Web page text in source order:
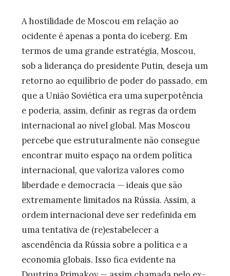
A hostilidade de Moscou em relação ao
ocidente é apenas a ponta do iceberg. Em
termos de uma grande estratégia, Moscou,
sob a liderança do presidente Putin, deseja um
retorno ao equilíbrio de poder do passado, em
que a União Soviética era uma superpotência
e poderia, assim, definir as regras da ordem
internacional ao nível global. Mas Moscou
percebe que estruturalmente não consegue
encontrar muito espaço na ordem política
internacional, que valoriza valores como
liberdade e democracia — ideais que são
extremamente limitados na Rússia. Assim, a
ordem internacional deve ser redefinida em
uma tentativa de (re)estabelecer a
ascendência da Rússia sobre a política e a
economia globais. Isso fica evidente na